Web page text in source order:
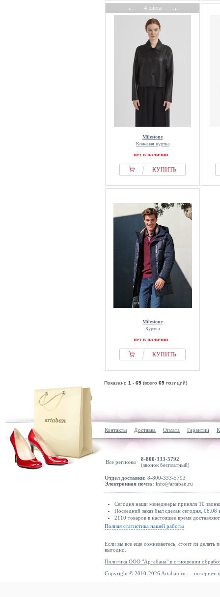
←4 цвета→
Milestone
Кожаная куртка
нет в наличии
КУПИТЬ
Milestone
Куртка
нет в наличии
КУПИТЬ
Показано 1 - 65 (всего 65 позиций)
Контакты Доставка Оплата Гарантии
Все регионы
8-800-333-5792
(звонок бесплатный)
Отдел доставки: 8-800-333-5793
Электронная почта: info@artaban.ru
Сегодня наши менеджеры приняли 10
Последний заказ был сделан сегодня,
2110 товаров в настоящее время
Полная статистика нашей работы
Если вы все еще сомневаетесь, стоит ли делать
выгодно.
Политика ООО "Артабана" в отношении
Copyright © 2010-2026 Artaban.ru — интернет-